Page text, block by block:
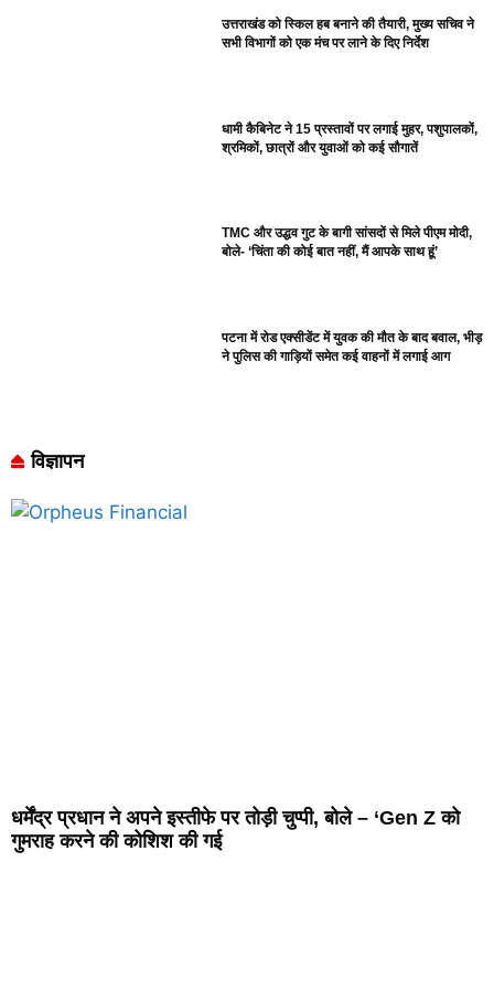
उत्तराखंड को स्किल हब बनाने की तैयारी, मुख्य सचिव ने
सभी विभागों को एक मंच पर लाने के दिए निर्देश
धामी कैबिनेट ने 15 प्रस्तावों पर लगाई मुहर, पशुपालकों,
श्रमिकों, छात्रों और युवाओं को कई सौगातें
TMC और उद्धव गुट के बागी सांसदों से मिले पीएम मोदी,
बोले- ‘चिंता की कोई बात नहीं, मैं आपके साथ हूं’
पटना में रोड एक्सीडेंट में युवक की मौत के बाद बवाल, भीड़
ने पुलिस की गाड़ियों समेत कई वाहनों में लगाई आग
विज्ञापन
धर्मेंद्र प्रधान ने अपने इस्तीफे पर तोड़ी चुप्पी, बोले – ‘Gen Z को
गुमराह करने की कोशिश की गई